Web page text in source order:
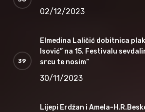
02/12/2023
Elmedina Laličić dobitnica
Isović” na 15. Festivalu
srcu te nosim”
30/11/2023
Lijepi Erdžan i Amela-